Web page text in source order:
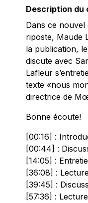
Description du
Dans ce
riposte, Maude
la publication,
discute avec
Lafleur
texte «nous
directrice de
Bonne écoute!
[00:16] :
[00:44] :
[14:05] :
[36:08] :
[39:45] :
[57:36] :